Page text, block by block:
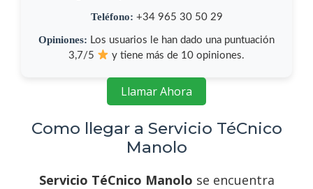
Teléfono: +34 965 30 50 29
Opiniones: Los usuarios le han dado una puntuación
3,7/5
y tiene más de 10 opiniones.
Llamar Ahora
Como llegar a Servicio TéCnico
Manolo
Servicio TéCnico Manolo se encuentra